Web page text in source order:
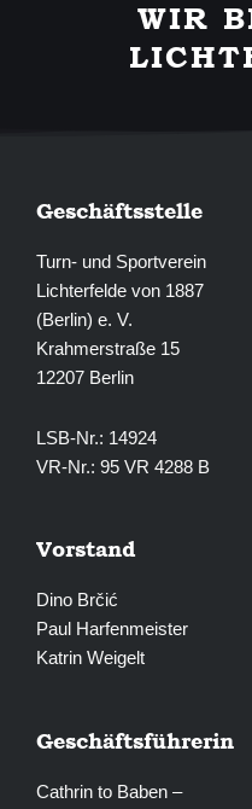
WIR
Geschäftsstelle
Turn- und Sportverein
Lichterfelde von 1887
(Berlin) e. V.
Krahmerstraße 15
12207 Berlin
LSB-Nr.: 14924
VR-Nr.: 95 VR 4288 B
Vorstand
Dino Brčić
Paul Harfenmeister
Katrin Weigelt
Geschäftsführerin
Cathrin to Baben –